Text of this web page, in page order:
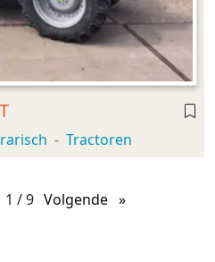
Tractoren
pagina
1 / 9 Volgende pagina